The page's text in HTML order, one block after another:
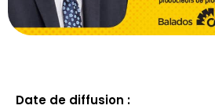
Date de diffusion :